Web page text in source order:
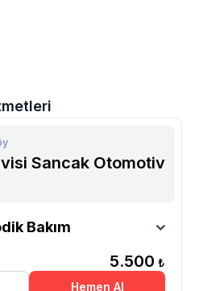
Sancak Otomotiv
Bakım
5.500 ₺
Hemen Al